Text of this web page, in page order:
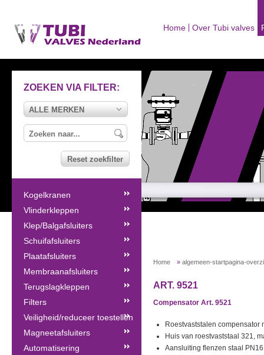
Home Over Tubi valves
Home » algemeen-startpagina-
ART. 9521
Compensator Art. 9521
Roestvaststalen compensator
Huis van roestvaststaal 321,
Aansluiting flenzen staal PN16
ZOEKEN VIA FILTER:
ALLE MERKEN
Reset zoekfilter
Kogelkranen
Vlinderkleppen
Klep/Balgafsluiters
Schuifafsluiters
Plaatafsluiters
Membraanafsluiters
Terugslagkleppen
Filters
Veiligheid/reduceer toestellen
Magneetafsluiters
Automatisering